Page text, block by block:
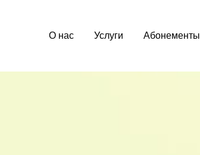
О нас Услуги Абонементы